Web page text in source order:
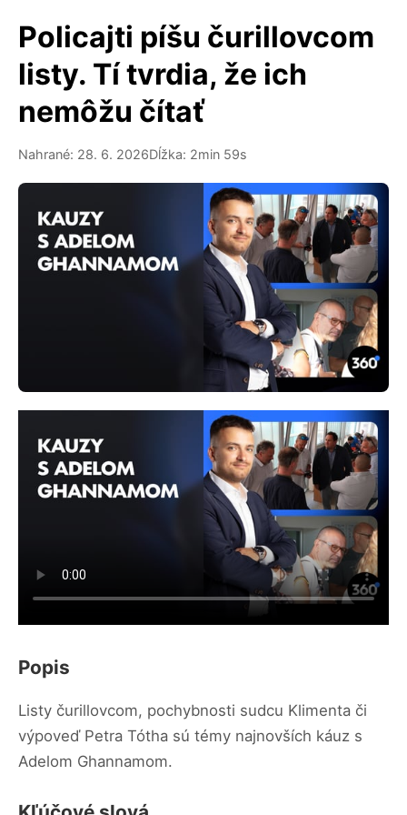
Policajti píšu čurillovcom
listy. Tí tvrdia, že ich
nemôžu čítať
Nahrané: 28. 6. 2026Dĺžka: 2min 59s
Popis
Listy čurillovcom, pochybnosti sudcu Klimenta či
výpoveď Petra Tótha sú témy najnovších káuz s
Adelom Ghannamom.